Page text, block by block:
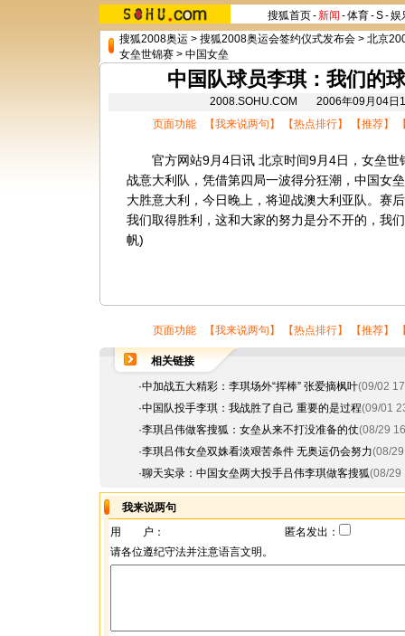
搜狐首页-新闻 -体育-S-娱
搜狐2008奥运 > 搜狐2008奥运会签约仪式发布会 > 北京
女垒世锦赛 > 中国女垒
中国队球员李琪：我们的
2008.SOHU.COM 2006年09月04
页面功能 【我来说两句 】 【热点排行】 【推荐】
官方网站9月4日讯 北京时间9月4日，女垒世
战意大利队，凭借第四局一波得分狂潮，中国女
大胜意大利，今日晚上，将迎战澳大利亚队。赛
我们取得胜利，这和大家的努力是分不开的，我
帆)
页面功能 【我来说两句 】 【热点排行】 【推荐】
相关链接
·中加战五大精彩：李琪场外“挥棒” 张爱摘枫叶(09/02
·中国队投手李琪：我战胜了自己 重要的是过程(09/01
·李琪吕伟做客搜狐：女垒从来不打没准备的仗(08/29
·李琪吕伟女垒双姝看淡艰苦条件 无奥运仍会努力(08/
·聊天实录：中国女垒两大投手吕伟李琪做客搜狐(08/29
我来说两句
用 户：
匿名发出：
请各位遵纪守法并注意语言文明。